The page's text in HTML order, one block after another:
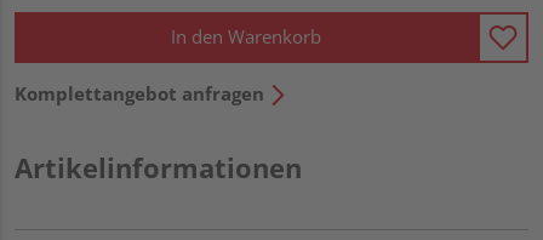
In den Warenkorb
Komplettangebot anfragen
Artikelinformationen